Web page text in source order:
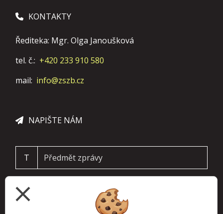
KONTAKTY
Řediteka: Mgr. Olga Janoušková
tel. č.: +420 233 910 580
mail: info@zszb.cz
NAPIŠTE NÁM
T
close